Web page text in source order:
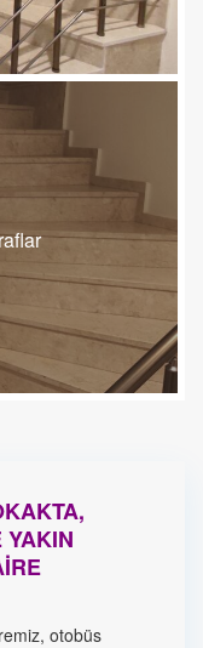
YAKIN
otobüs